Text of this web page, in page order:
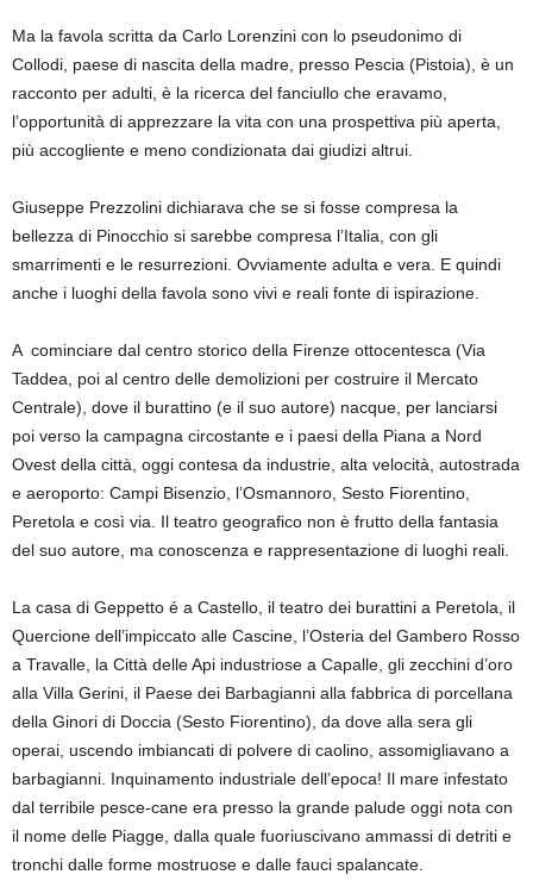
Ma la favola scritta da Carlo Lorenzini con lo pseudonimo di
Collodi, paese di nascita della madre, presso Pescia (Pistoia), è un
racconto per adulti, è la ricerca del fanciullo che eravamo,
l’opportunità di apprezzare la vita con una prospettiva più aperta,
più accogliente e meno condizionata dai giudizi altrui.
Giuseppe Prezzolini dichiarava che se si fosse compresa la
bellezza di Pinocchio si sarebbe compresa l’Italia, con gli
smarrimenti e le resurrezioni. Ovviamente adulta e vera. E quindi
anche i luoghi della favola sono vivi e reali fonte di ispirazione.
A cominciare dal centro storico della Firenze ottocentesca (Via
Taddea, poi al centro delle demolizioni per costruire il Mercato
Centrale), dove il burattino (e il suo autore) nacque, per lanciarsi
poi verso la campagna circostante e i paesi della Piana a Nord
Ovest della città, oggi contesa da industrie, alta velocità, autostrada
e aeroporto: Campi Bisenzio, l’Osmannoro, Sesto Fiorentino,
Peretola e così via.
Il teatro geografico non è frutto della fantasia
del suo autore, ma conoscenza e rappresentazione di luoghi reali.
La casa di Geppetto é a Castello, il teatro dei burattini a Peretola, il
Quercione dell’impiccato alle Cascine, l’Osteria del Gambero Rosso
a Travalle, la Città delle Api industriose a Capalle, gli zecchini d’oro
alla Villa Gerini, il Paese dei Barbagianni alla fabbrica di porcellana
della Ginori di Doccia (Sesto Fiorentino), da dove alla sera gli
operai, uscendo imbiancati di polvere di caolino, assomigliavano a
barbagianni. Inquinamento industriale dell’epoca! Il mare infestato
dal terribile pesce-cane era presso la grande palude oggi nota con
il nome delle Piagge, dalla quale fuoriuscivano ammassi di detriti e
tronchi dalle forme mostruose e dalle fauci spalancate.